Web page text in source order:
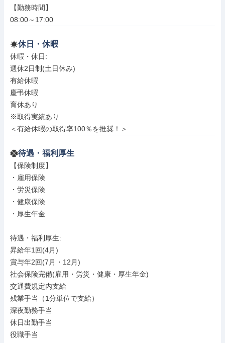
【勤務時間】
08:00～17:00
休日・休暇
休暇・休日:
週休2日制(土日休み)
有給休暇
慶弔休暇
育休あり
※取得実績あり
＜有給休暇の取得率100％を推奨！＞
待遇・福利厚生
【保険制度】
・雇用保険
・労災保険
・健康保険
・厚生年金
待遇・福利厚生:
昇給年1回(4月)
賞与年2回(7月・12月)
社会保険完備(雇用・労災・健康・厚生年金)
交通費規定内支給
残業手当（1分単位で支給）
深夜勤務手当
休日出勤手当
役職手当